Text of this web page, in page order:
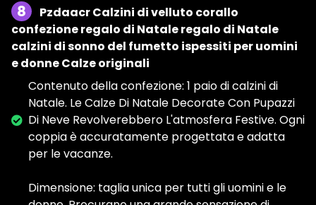
8
Pzdaacr Calzini di velluto corallo
confezione regalo di Natale regalo di Natale
calzini di sonno del fumetto ispessiti per uomini
e donne Calze originali
Contenuto della confezione: 1 paio di calzini di
Natale. Le Calze Di Natale Decorate Con Pupazzi
Di Neve Revolverebbero L'atmosfera Festive. Ogni
coppia è accuratamente progettata e adatta
per le vacanze.
Dimensione: taglia unica per tutti gli uomini e le